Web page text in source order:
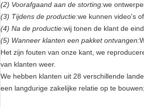
(2) Voorafgaand aan de storting:we
(3) Tijdens de productie:we kunnen video's
(4) Na de productie:wij tonen de klant de
(5) Wanneer klanten een pakket ontvangen:
Het zijn fouten van onze kant, we
van klanten weer.
We hebben klanten uit 28 verschillende
een langdurige zakelijke relatie op te bouwen;